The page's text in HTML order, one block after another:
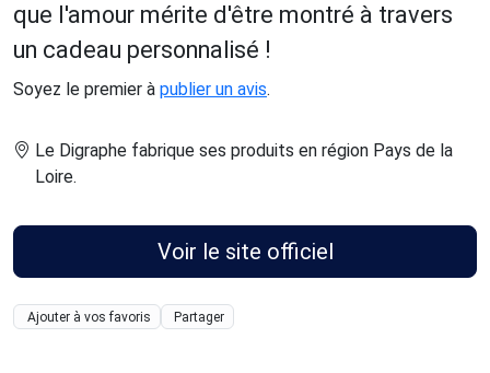
que l'amour mérite d'être montré à travers
un cadeau personnalisé !
Soyez le premier à publier un avis.
Le Digraphe fabrique ses produits en région Pays de la
Loire.
Voir le site officiel
Ajouter à vos favoris Partager